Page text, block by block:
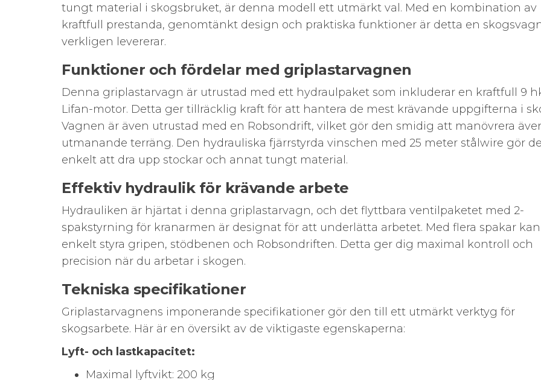
tungt material i skogsbruket, är denna modell ett utmärkt val. Med en kombination av
kraftfull prestanda, genomtänkt design och praktiska funktioner är detta en
verkligen levererar.
Funktioner och fördelar med griplastarvagnen
Denna griplastarvagn är utrustad med ett hydraulpaket som inkluderar en kraftfull 9
Lifan-motor. Detta ger tillräcklig kraft för att hantera de mest krävande uppgifterna i
Vagnen är även utrustad med en Robsondrift, vilket gör den smidig att manövrera
utmanande terräng. Den hydrauliska fjärrstyrda vinschen med 25 meter stålwire gör
enkelt att dra upp stockar och annat tungt material.
Effektiv hydraulik för krävande arbete
Hydrauliken är hjärtat i denna griplastarvagn, och det flyttbara ventilpaketet med 2-
spakstyrning för kranarmen är designat för att underlätta arbetet. Med flera spakar
enkelt styra gripen, stödbenen och Robsondriften. Detta ger dig maximal kontroll och
precision när du arbetar i skogen.
Tekniska specifikationer
Griplastarvagnens imponerande specifikationer gör den till ett utmärkt verktyg för
skogsarbete. Här är en översikt av de viktigaste egenskaperna:
Lyft- och lastkapacitet:
Maximal lyftvikt: 200 kg